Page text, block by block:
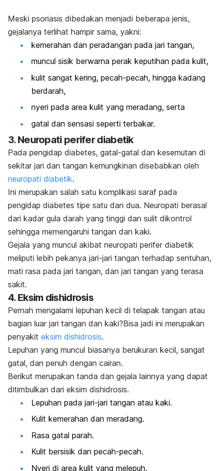
Meski psoriasis dibedakan menjadi beberapa jenis,
gejalanya terlihat hampir sama, yakni:
kemerahan dan peradangan pada jari tangan,
muncul sisik berwarna perak keputihan pada kulit,
kulit sangat kering, pecah-pecah, hingga kadang
berdarah,
nyeri pada area kulit yang meradang, serta
gatal dan sensasi seperti terbakar.
3. Neuropati perifer diabetik
Pada pengidap diabetes, gatal-gatal dan kesemutan di
sekitar jari dan tangan kemungkinan disebabkan oleh
neuropati diabetik.
Ini merupakan salah satu komplikasi saraf pada
pengidap diabetes tipe satu dan dua. Neuropati berasal
dari kadar gula darah yang tinggi dan sulit dikontrol
sehingga memengaruhi tangan dan kaki.
Gejala yang muncul akibat neuropati perifer diabetik
meliputi lebih pekanya jari-jari tangan terhadap sentuhan,
mati rasa pada jari tangan, dan jari tangan yang terasa
sakit.
4. Eksim dishidrosis
Pernah mengalami lepuhan kecil di telapak tangan atau
bagian luar jari tangan dan kaki?Bisa jadi ini merupakan
penyakit eksim dishidrosis.
Lepuhan yang muncul biasanya berukuran kecil, sangat
gatal, dan penuh dengan cairan.
Berikut merupakan tanda dan gejala lainnya yang dapat
ditimbulkan dari eksim dishidrosis.
Lepuhan pada jari-jari tangan atau kaki.
Kulit kemerahan dan meradang.
Rasa gatal parah.
Kulit bersisik dan pecah-pecah.
Nyeri di area kulit yang melepuh.